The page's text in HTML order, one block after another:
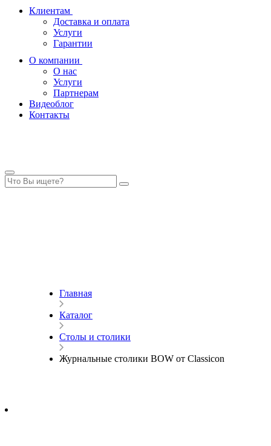
Клиентам
Доставка и оплата
Услуги
Гарантии
О компании
О нас
Услуги
Партнерам
Видеоблог
Контакты
Главная
Каталог
Столы и столики
Журнальные столики BOW от Classicon